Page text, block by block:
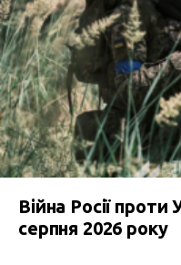
Війна Росії проти
серпня 2026 року